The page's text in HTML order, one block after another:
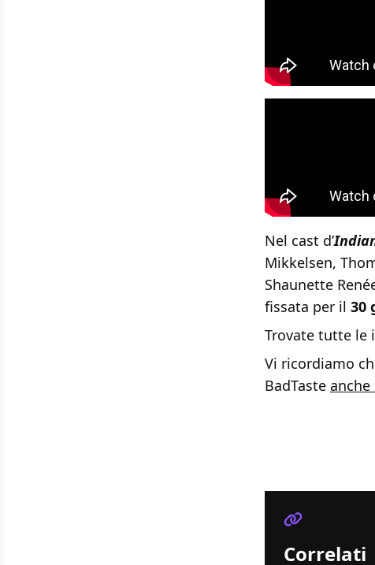
Nel cast d’
Mikkelsen,
Shaunette
fissata per il 30
Trovate tutte le
Vi ricordiamo
BadTaste anche
Correlati